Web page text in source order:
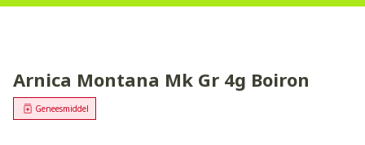
Arnica Montana Mk Gr 4g Boiron
Geneesmiddel